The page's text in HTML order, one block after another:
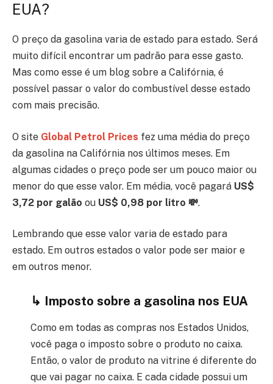
EUA?
O preço da gasolina varia de estado para estado. Será
muito difícil encontrar um padrão para esse gasto.
Mas como esse é um blog sobre a Califórnia, é
possível passar o valor do combustível desse estado
com mais precisão.
O site Global Petrol Prices fez uma média do preço
da gasolina na Califórnia nos últimos meses. Em
algumas cidades o preço pode ser um pouco maior ou
menor do que esse valor. Em média, você pagará US$
3,72 por galão ou US$ 0,98 por litro 💸.
Lembrando que esse valor varia de estado para
estado. Em outros estados o valor pode ser maior e
em outros menor.
↳ Imposto sobre a gasolina nos EUA
Como em todas as compras nos Estados Unidos,
você paga o imposto sobre o produto no caixa.
Então, o valor de produto na vitrine é diferente do
que vai pagar no caixa. E cada cidade possui um